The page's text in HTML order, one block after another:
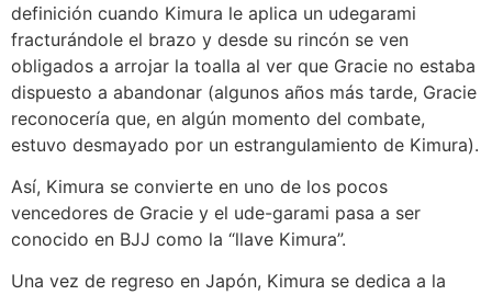
definición cuando Kimura le aplica un udegarami
fracturándole el brazo y desde su rincón se ven
obligados a arrojar la toalla al ver que Gracie no estaba
dispuesto a abandonar (algunos años más tarde, Gracie
reconocería que, en algún momento del combate,
estuvo desmayado por un estrangulamiento de Kimura).
Así, Kimura se convierte en uno de los pocos
vencedores de Gracie y el ude-garami pasa a ser
conocido en BJJ como la “llave Kimura”.
Una vez de regreso en Japón, Kimura se dedica a la